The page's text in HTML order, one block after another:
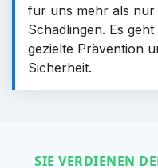
für uns mehr als
Schädlingen. Es
gezielte Prävention
Sicherheit.
SIE VERDIENEN